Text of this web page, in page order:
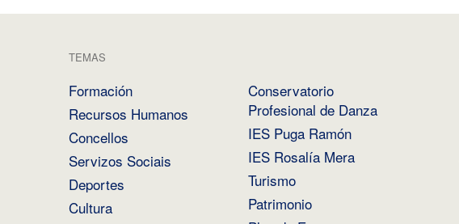
TEMAS
Formación
Recursos Humanos
Concellos
Servizos Sociais
Deportes
Cultura
Conservatorio
Profesional de Danza
IES Puga Ramón
IES Rosalía Mera
Turismo
Patrimonio